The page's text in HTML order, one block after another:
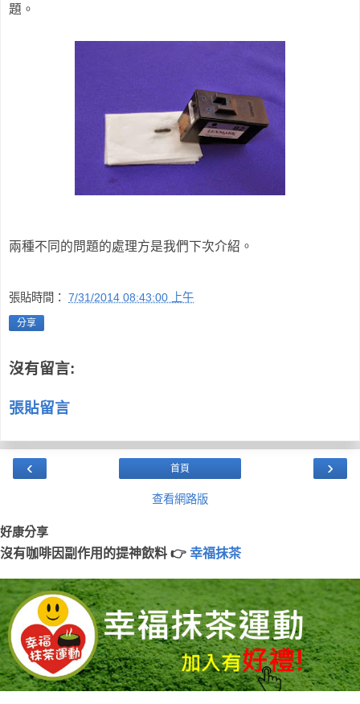
題。
兩種不同的問題的處理方是我們下次介紹。
張貼時間： 7/31/2014 08:43:00 上午
分享
沒有留言:
張貼留言
‹ ›
首頁
查看網路版
好康分享
沒有咖啡因副作用的提神飲料 👉 幸福抹茶